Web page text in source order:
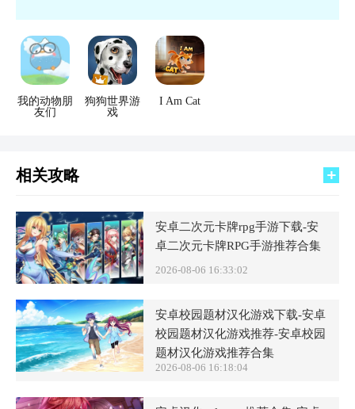
我的动物朋
友们
狗狗世界游
戏
I Am Cat
相关攻略
安卓二次元卡牌rpg手游下载-安
卓二次元卡牌RPG手游推荐合集
2026-08-06 16:33:02
安卓校园题材汉化游戏下载-安卓
校园题材汉化游戏推荐-安卓校园
题材汉化游戏推荐合集
2026-08-06 16:18:04